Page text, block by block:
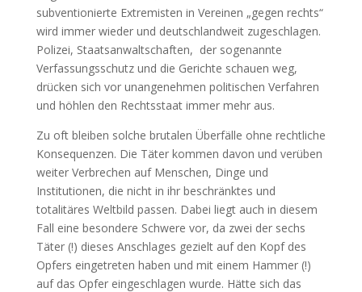
subventionierte Extremisten in Vereinen „gegen rechts“
wird immer wieder und deutschlandweit zugeschlagen.
Polizei, Staatsanwaltschaften, der sogenannte
Verfassungsschutz und die Gerichte schauen weg,
drücken sich vor unangenehmen politischen Verfahren
und höhlen den Rechtsstaat immer mehr aus.
Zu oft bleiben solche brutalen Überfälle ohne rechtliche
Konsequenzen. Die Täter kommen davon und verüben
weiter Verbrechen auf Menschen, Dinge und
Institutionen, die nicht in ihr beschränktes und
totalitäres Weltbild passen. Dabei liegt auch in diesem
Fall eine besondere Schwere vor, da zwei der sechs
Täter (!) dieses Anschlages gezielt auf den Kopf des
Opfers eingetreten haben und mit einem Hammer (!)
auf das Opfer eingeschlagen wurde. Hätte sich das